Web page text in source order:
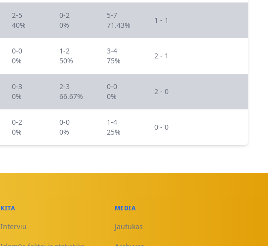
2-5
40%
0-2
0%
5-7
71.43%
1 - 1
0-0
0%
1-2
50%
3-4
75%
2 - 1
0-3
0%
2-3
66.67%
0-0
0%
2 - 0
0-2
0%
0-0
0%
1-4
25%
0 - 0
KITA
Interviu
MEDIA
Jautukas